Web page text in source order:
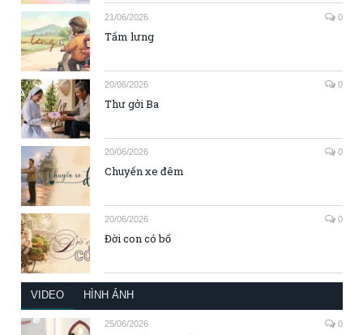
21/06/2026 0
Tấm lưng
20/06/2026 0
Thư gởi Ba
20/06/2026 0
Chuyến xe đêm
20/06/2026 0
Đời con có bố
VIDEO HÌNH ẢNH
25/06/2026 0